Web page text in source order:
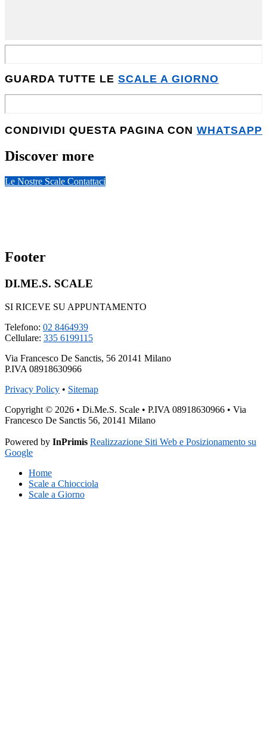
GUARDA TUTTE LE SCALE A GIORNO
CONDIVIDI QUESTA PAGINA CON WHATSAPP
Discover more
Le Nostre Scale Contattaci
Footer
DI.ME.S. SCALE
SI RICEVE SU APPUNTAMENTO
Telefono: 02 8464939
Cellulare: 335 6199115
Via Francesco De Sanctis, 56 20141 Milano
P.IVA 08918630966
Privacy Policy • Sitemap
Copyright © 2026 • Di.Me.S. Scale • P.IVA 08918630966 • Via
Francesco De Sanctis 56, 20141 Milano
Powered by InPrimis Realizzazione Siti Web e Posizionamento su
Google
Home
Scale a Chiocciola
Scale a Giorno